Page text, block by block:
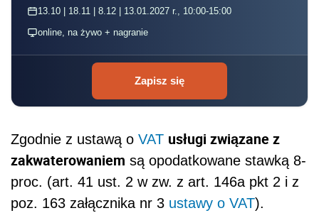
13.10 | 18.11 | 8.12 | 13.01.2027 r., 10:00-15:00
online, na żywo + nagranie
Zapisz się
Zgodnie z ustawą o VAT usługi związane z
zakwaterowaniem są opodatkowane stawką 8-
proc. (art. 41 ust. 2 w zw. z art. 146a pkt 2 i z
poz. 163 załącznika nr 3 ustawy o VAT).